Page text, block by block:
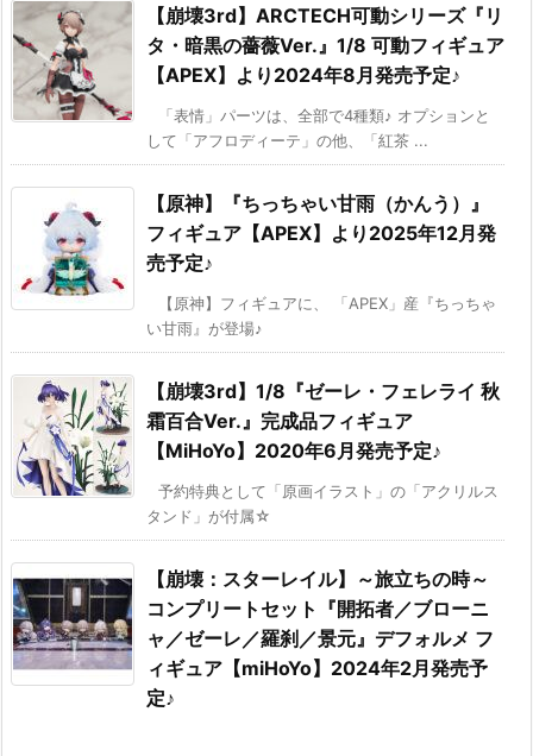
【崩壊3rd】ARCTECH可動シリーズ『リ
タ・暗黒の薔薇Ver.』1/8 可動フィギュア
【APEX】より2024年8月発売予定♪
「表情」パーツは、全部で4種類♪ オプションと
して「アフロディーテ」の他、「紅茶 ...
【原神】『ちっちゃい甘雨（かんう）』
フィギュア【APEX】より2025年12月発
売予定♪
【原神】フィギュアに、 「APEX」産『ちっちゃ
い甘雨』が登場♪
【崩壊3rd】1/8『ゼーレ・フェレライ 秋
霜百合Ver.』完成品フィギュア
【MiHoYo】2020年6月発売予定♪
予約特典として「原画イラスト」の「アクリルス
タンド」が付属☆
【崩壊：スターレイル】～旅立ちの時～
コンプリートセット『開拓者／ブローニ
ャ／ゼーレ／羅刹／景元』デフォルメ フ
ィギュア【miHoYo】2024年2月発売予
定♪